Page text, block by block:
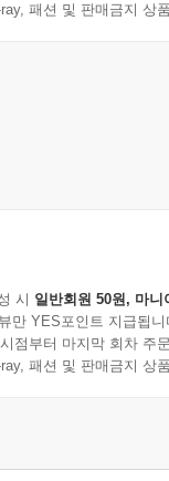
패션 및 판매금지 상
시 일반회원 50원, 마니
만 YES포인트 지급됩니
점부터 마지막 회차 주
패션 및 판매금지 상